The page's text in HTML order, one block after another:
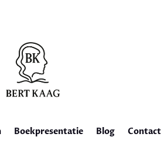
Boekpresentatie Blog Contact